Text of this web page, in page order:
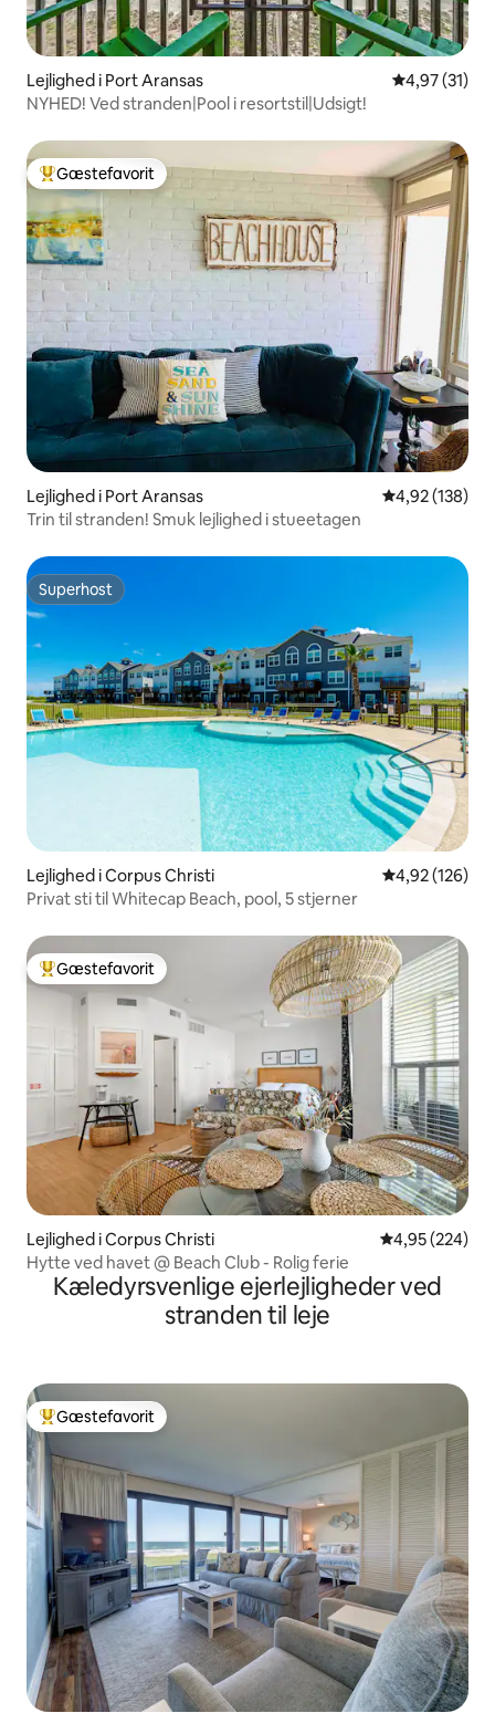
Lejlighed i Port Aransas 4,97 ud af 5
4,97 (31)
NYHED! Ved stranden|Pool i resortstil|Udsigt!
Bedste gæstefavorit
Gæstefavorit
Lejlighed i Port Aransas 4,92 ud af 5 i
4,92 (138)
Trin til stranden! Smuk lejlighed i stueetagen
Superhost
Superhost
Lejlighed i Corpus Christi 4,92 ud af 5 i
4,92 (126)
Privat sti til Whitecap Beach, pool, 5 stjerner
Bedste gæstefavorit
Gæstefavorit
Lejlighed i Corpus Christi 4,95 ud af 5 i
4,95 (224)
Hytte ved havet @ Beach Club - Rolig ferie
Kæledyrsvenlige ejerlejligheder ved
stranden til leje
Bedste gæstefavorit
Gæstefavorit